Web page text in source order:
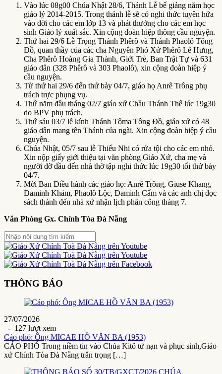
Vào lúc 08g00 Chúa Nhật 28/6, Thánh Lễ bế giảng năm học
giáo lý 2014-2015. Trong thánh lễ sẽ có nghi thức tuyên hứa
vào đời cho các em lớp 13 và phát thưởng cho các em học
sinh Giáo lý xuất sắc. Xin cộng đoàn hiệp thông cầu nguyện.
Thứ hai 29/6 Lễ Trọng Thánh Phêrô và Thánh Phaolô Tông
Đồ, quan thầy của các cha Nguyên Phó Xứ Phêrô Lê Hưng,
Cha Phêrô Hoàng Gia Thành, Giới Trẻ, Ban Trật Tự và 631
giáo dân (328 Phêrô và 303 Phaolô), xin cộng đoàn hiệp ý
cầu nguyện.
Từ thứ hai 29/6 đến thứ bảy 04/7, giáo họ Anrê Trông phụ
trách trực phụng vụ.
Thứ năm đầu tháng 02/7 giáo xứ Chầu Thánh Thể lúc 19g30
do BPV phụ trách.
Thứ sáu 03/7 lễ kính Thánh Tôma Tông Đồ, giáo xứ có 48
giáo dân mang tên Thánh của ngài. Xin cộng đoàn hiệp ý cầu
nguyện.
Chúa Nhật, 05/7 sau lễ Thiếu Nhi có rửa tội cho các em nhỏ.
Xin nộp giấy giới thiệu tại văn phòng Giáo Xứ, cha mẹ và
người đỡ đầu đến nhà thờ tập nghi thức lúc 19g30 tối thứ bảy
04/7.
Mời Ban Điều hành các giáo họ: Anrê Trông, Giuse Khang,
Đaminh Khảm, Phaolô Lộc, Đaminh Cẩm và các anh chị đọc
sách thánh đến nhà xứ nhận lịch phân công tháng 7.
Văn Phòng Gx. Chính Tòa Đà Nẵng
THÔNG BÁO
27/07/2026
- 127 lượt xem
Cáo phó: Ông MICAE HỒ VĂN BA (1953)
CÁO PHÓ Trong niềm tin vào Chúa Kitô tử nạn và phục sinh,Giáo
xứ Chính Tòa Đà Nẵng trân trọng […]